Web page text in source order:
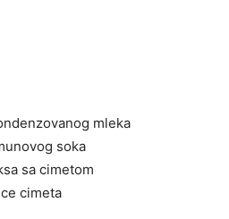
mleka
soka
sa cimetom
cimeta